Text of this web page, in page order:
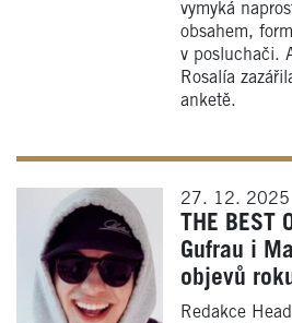
vymyká
obsahem,
v posluchači.
Rosalía
anketě.
27. 12. 2025
THE
Gufrau i
objevů
Redakce